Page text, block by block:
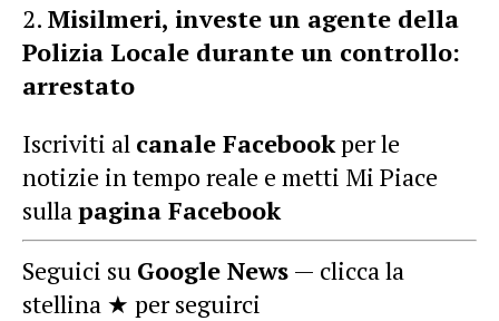
Misilmeri, investe un agente della
Polizia Locale durante un controllo:
arrestato
Iscriviti al canale Facebookper le
notizie in tempo reale e metti Mi Piace
sullapagina Facebook
Seguici su Google News — clicca la
stellina ★ per seguirci